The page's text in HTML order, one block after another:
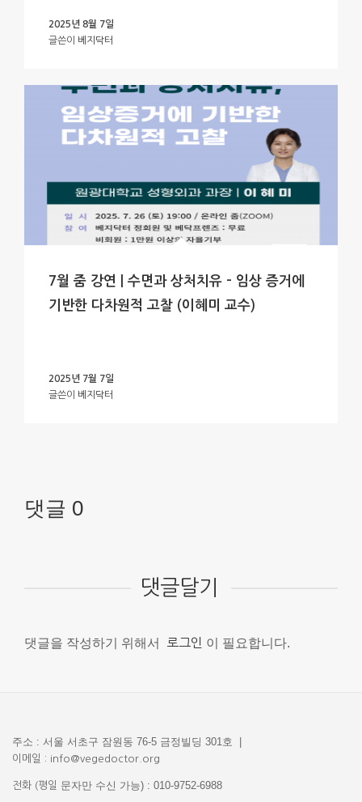
2025년 8월 7일
글쓴이 베지닥터
7월 줌 강연 | 수면과 상처치유 – 임상 증거에
기반한 다차원적 고찰 (이혜미 교수)
2025년 7월 7일
글쓴이 베지닥터
댓글 0
댓글달기
댓글을 작성하기 위해서 로그인 이 필요합니다.
주소 : 서울 서초구 잠원동 76-5 금정빌딩 301호 |
이메일 : info@vegedoctor.org
전화 (평일 문자만 수신 가능) : 010-9752-6988